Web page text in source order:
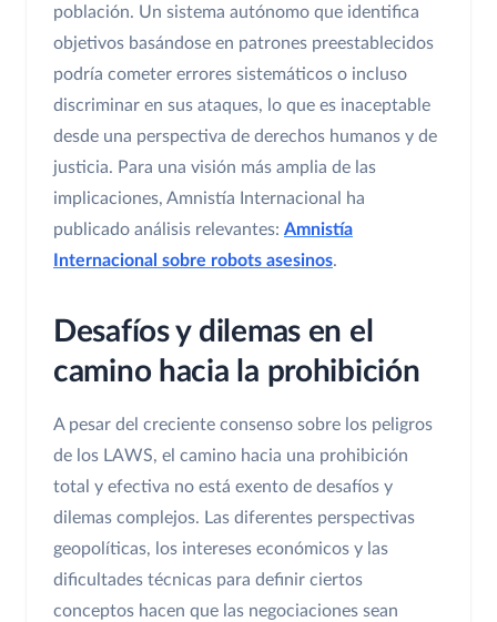
población. Un sistema autónomo que identifica
objetivos basándose en patrones preestablecidos
podría cometer errores sistemáticos o incluso
discriminar en sus ataques, lo que es inaceptable
desde una perspectiva de derechos humanos y de
justicia. Para una visión más amplia de las
implicaciones, Amnistía Internacional ha
publicado análisis relevantes: Amnistía
Internacional sobre robots asesinos.
Desafíos y dilemas en el
camino hacia la prohibición
A pesar del creciente consenso sobre los peligros
de los LAWS, el camino hacia una prohibición
total y efectiva no está exento de desafíos y
dilemas complejos. Las diferentes perspectivas
geopolíticas, los intereses económicos y las
dificultades técnicas para definir ciertos
conceptos hacen que las negociaciones sean